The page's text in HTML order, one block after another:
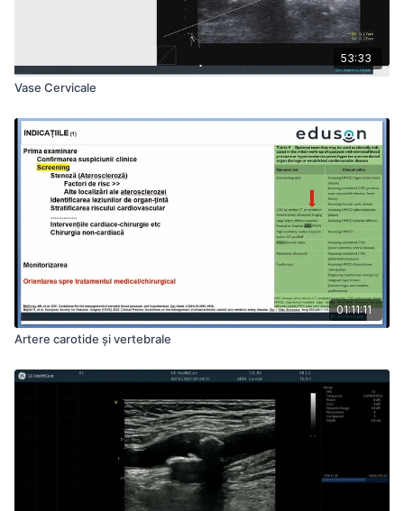
53:33
Vase Cervicale
01:11:11
Artere carotide și vertebrale